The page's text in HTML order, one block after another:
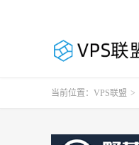
当前位置： VPS联盟 >